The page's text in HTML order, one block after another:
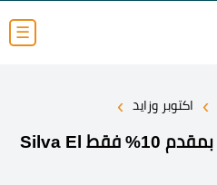
☰
› اكتوبر وزايد ›
كمبوند سيلفا الشيخ زايد بمقدم 10% فقط Silva El